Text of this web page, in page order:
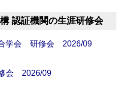
認証機関の生涯研修会
合学会 研修会 2026/09
会 2026/09